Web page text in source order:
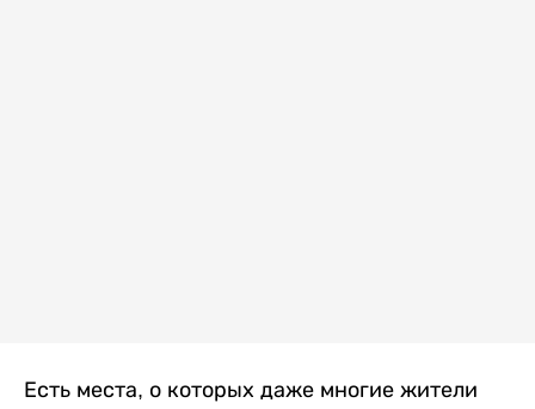
Есть места, о которых даже многие жители